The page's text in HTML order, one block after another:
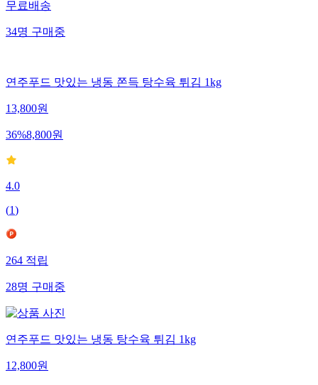
무료배송
34명 구매중
연주푸드 맛있는 냉동 쫀득 탕수육 튀김 1kg
13,800원
36%8,800원
4.0
(1)
264 적립
28명 구매중
연주푸드 맛있는 냉동 탕수육 튀김 1kg
12,800원